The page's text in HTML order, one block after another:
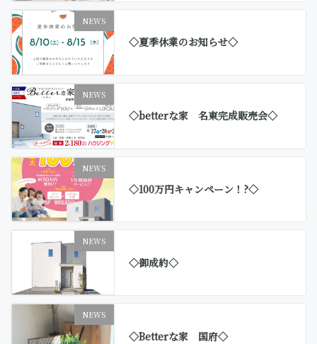
NEWS
◇夏季休業のお知らせ◇
NEWS
◇betterな家 名東完成販売会◇
NEWS
◇100万円キャンペーン！?◇
NEWS
◇御成約◇
NEWS
◇Betterな家 国府◇